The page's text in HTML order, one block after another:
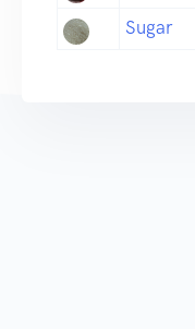
Sugar